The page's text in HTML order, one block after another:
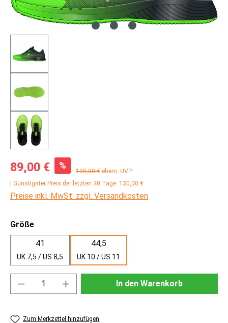
Verkaufspreis:
89,00 € % Regulärer Preis:
130,00 € ehem. UVP
| Günstigster Preis der letzten 30 Tage: 130,00 €
Preise inkl. MwSt. zzgl. Versandkosten
Größeauswählen
41
UK 7,5 / US 8,5
44,5
UK 10 / US 11
Produkt Anzahl: Gib den gewünschten
In den Warenkorb
Zum Merkzettel hinzufügen